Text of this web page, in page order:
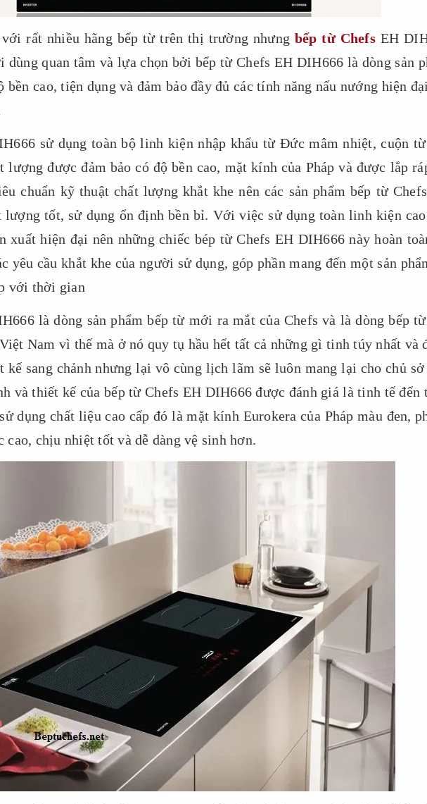
rất nhiều hãng bếp từ trên thị trường nhưng bếp từ ChefsEH
dùng quan tâm và lựa chọn bởi bếp từ Chefs EH DIH666 là dòng sản
cao, tiện dụng và đảm bảo đầy đủ các tính năng nấu nướng hiện
sử dụng toàn bộ linh kiện nhập khẩu từ Đức mâm nhiệt, cuộn từ
lượng được đảm bảo có độ bền cao, mặt kính của Pháp và được lắp
chuẩn kỹ thuật chất lượng khắt khe nên các sản phẩm bếp từ
lượng tốt, sử dụng ổn định bền bỉ. Với việc sử dụng toàn linh kiện
xuất hiện đại nên những chiếc bép từ Chefs EH DIH666 này hoàn
yêu cầu khắt khe của người sử dụng, góp phần mang đến một sản
với thời gian
là dòng sản phẩm bếp từ mới ra mắt của Chefs và là dòng bếp
Nam vì thế mà ở nó quy tụ hầu hết tất cả những gì tinh túy nhất và
kế sang chảnh nhưng lại vô cùng lịch lãm sẽ luôn mang lại cho chủ sở
và thiết kế của bếp từ Chefs EH DIH666 được đánh giá là tinh tế đến
dụng chất liệu cao cấp đó là mặt kính Eurokera của Pháp màu đen,
cao, chịu nhiệt tốt và dễ dàng vệ sinh hơn.